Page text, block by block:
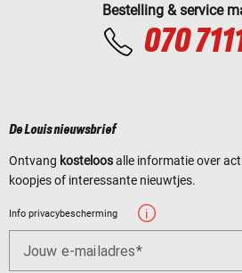
Bestelling & service
070
De Louis nieuwsbrief
Ontvang kosteloosalle informatie over
koopjes of interessante nieuwtjes.
Info privacybescherming
Jouw e-mailadres